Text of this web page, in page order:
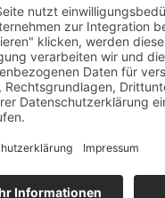
Character-
stehen,
der Prozess
natürlich die Guten.